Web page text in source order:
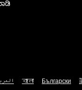
বাংলা Български